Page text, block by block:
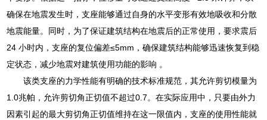
确保在地震发生时，支座能够通过自身的水平变形有效地吸收和分散
地震能量。同时，为了保证建筑结构在地震后的正常使用，要求震后
24 小时内，支座的复位偏差≤5mm，确保建筑结构能够迅速恢复到稳
定状态，减少地震对建筑使用功能的影响 。
该类支座的力学性能有明确的技术标准规范，其允许剪切模量为
1.0兆帕，允许剪切角正切值不超过0.7。在实际应用中，只要由外力
因素引起的最大剪切角正切值维持在这一限值内，支座的使用性能就